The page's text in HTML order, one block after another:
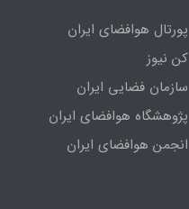
پورتال هوافضای ایران
کن نیوز
سازمان فضایی ایران
پژوهشگاه هوافضای ایران
انجمن هوافضای ایران